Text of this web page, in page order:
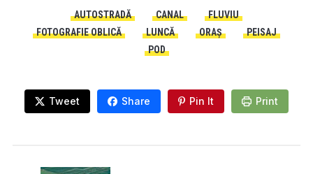
AUTOSTRADĂ CANAL
FLUVIU
FOTOGRAFIE OBLICĂ
LUNCĂ ORAȘ
PEISAJ
POD
Tweet Share Pin It Print